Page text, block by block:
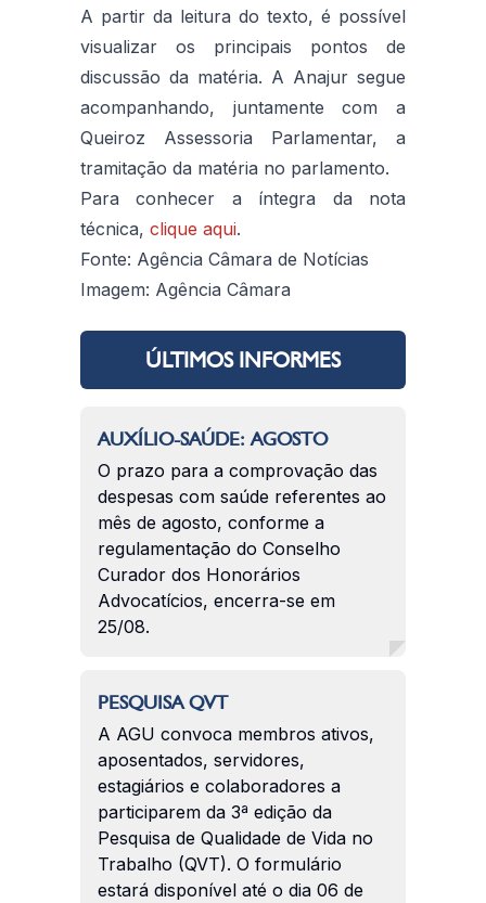
A partir da leitura do texto, é possível
visualizar os principais pontos de
discussão da matéria. A Anajur segue
acompanhando, juntamente com a
Queiroz Assessoria Parlamentar, a
tramitação da matéria no parlamento.
Para conhecer a íntegra da nota
técnica, clique aqui.
Fonte: Agência Câmara de Notícias
Imagem: Agência Câmara
ÚLTIMOS INFORMES
AUXÍLIO-SAÚDE: AGOSTO
O prazo para a comprovação das
despesas com saúde referentes ao
mês de agosto, conforme a
regulamentação do Conselho
Curador dos Honorários
Advocatícios, encerra-se em
25/08.
PESQUISA QVT
A AGU convoca membros ativos,
aposentados, servidores,
estagiários e colaboradores a
participarem da 3ª edição da
Pesquisa de Qualidade de Vida no
Trabalho (QVT). O formulário
estará disponível até o dia 06 de